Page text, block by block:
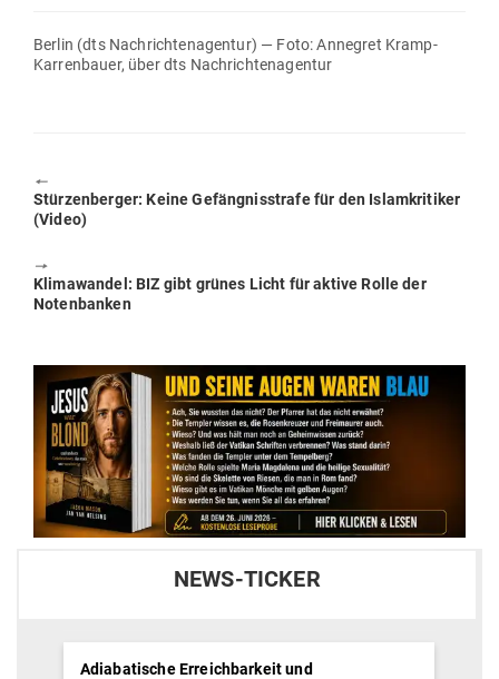
Berlin (dts Nach­rich­ten­agentur) — Foto: Annegret Kramp-
Kar­ren­bauer, über dts Nachrichtenagentur
🠔
Previous
post:
Stür­zen­berger: Keine Gefäng­nis­strafe für den Islam­kri­tiker
(Video)
🠖
Next
post:
Kli­ma­wandel: BIZ gibt grünes Licht für aktive Rolle der
Notenbanken
NEWS-TICKER
Adiabatische Erreichbarkeit und